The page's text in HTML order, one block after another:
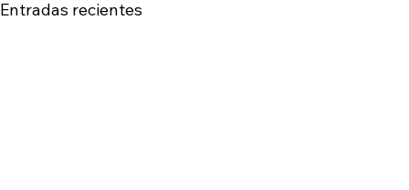
Entradas recientes